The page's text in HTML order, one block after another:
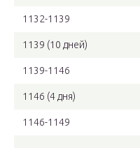
1132-1139
1139 (10 дней)
1139-1146
1146 (4 дня)
1146-1149